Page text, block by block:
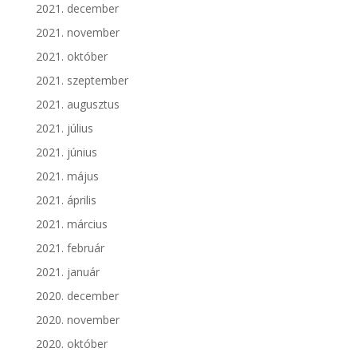
2021. december
2021. november
2021. október
2021. szeptember
2021. augusztus
2021. július
2021. június
2021. május
2021. április
2021. március
2021. február
2021. január
2020. december
2020. november
2020. október